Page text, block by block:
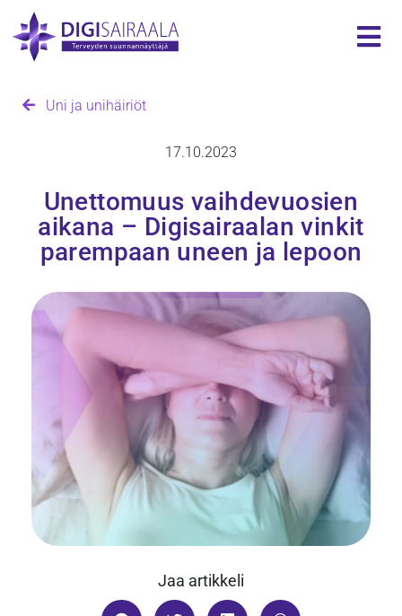
Uni ja unihäiriöt
17.10.2023
Unettomuus vaihdevuosien
aikana – Digisairaalan vinkit
parempaan uneen ja lepoon
Jaa artikkeli